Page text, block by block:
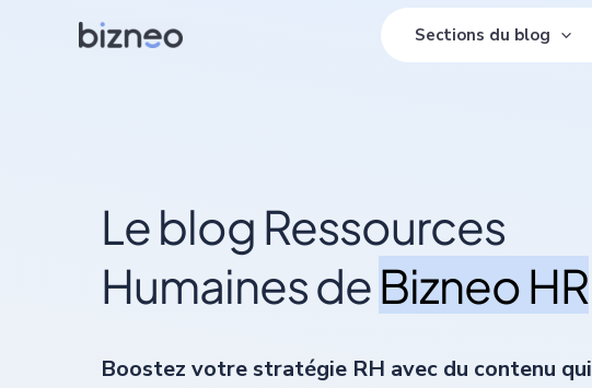
Sections du blog
Le blog Ressources
Humaines deBizneo HR
Boostez votre stratégie RH avec du contenu qui